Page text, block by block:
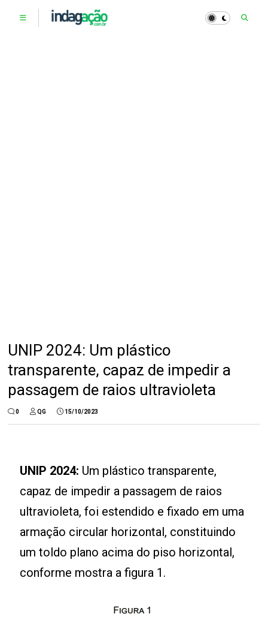
UNIP 2024: Um plástico
transparente, capaz de impedir a
passagem de raios ultravioleta
0 QG 15/10/2023
UNIP 2024: Um plástico transparente,
capaz de impedir a passagem de raios
ultravioleta, foi estendido e fixado em uma
armação circular horizontal, constituindo
um toldo plano acima do piso horizontal,
conforme mostra a figura 1.